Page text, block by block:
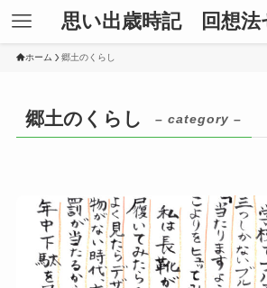
思い出歳時記 回想法
ホーム 郷土のくらし
郷土のくらし – category –